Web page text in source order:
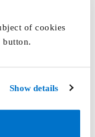
of cookies
button.
Show details